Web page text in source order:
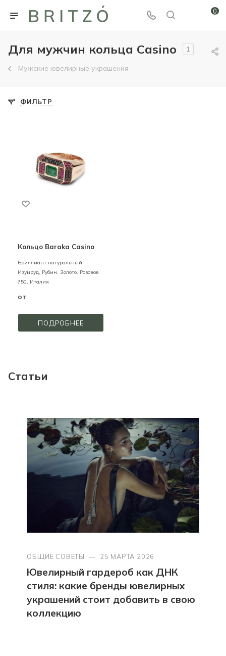
0
Для мужчин кольца Casino 1
Мужские ювелирные украшения
ФИЛЬТР
Кольцо Baraka Casino
Бриллиант натуральный,
Изумруд, Рубин, Золото, Розовое,
750, Италия
от
ПОДРОБНЕЕ
Статьи
ОБЩИЕ СОВЕТЫ — 25 МАРТА 2026
Ювелирный гардероб как ДНК
стиля: какие бренды ювелирных
украшений стоит добавить в свою
коллекцию